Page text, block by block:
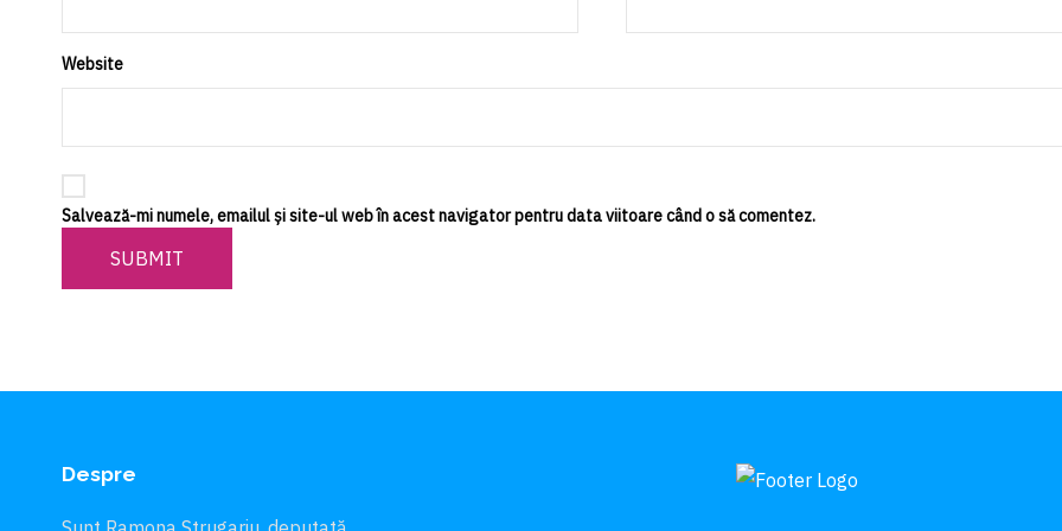
Website
Salvează-mi numele, emailul și site-ul web în acest navigator pentru data viitoare când o să comentez.
SUBMIT
Despre